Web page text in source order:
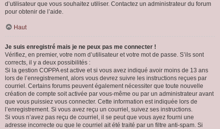
d’utilisateur que vous souhaitez utiliser. Contactez un administrateur du forum
pour obtenir de l’aide.
Haut
Je suis enregistré mais je ne peux pas me connecter !
Vérifiez, en premier, votre nom d’utilisateur et votre mot de passe. S’ils sont
corrects, il y a deux possibilités :
Si la gestion COPPA est active et si vous avez indiqué avoir moins de 13 ans
lors de l’enregistrement, alors vous devrez suivre les instructions reçues par
courriel. Certains forums peuvent également nécessiter que toute nouvelle
création de compte soit activée par vous-même ou par un administrateur avant
que vous puissiez vous connecter. Cette information est indiquée lors de
l’enregistrement. Si vous avez reçu un courriel, suivez ses instructions.
Si vous n’avez pas reçu de courriel, il se peut que vous ayez fourni une
adresse incorrecte ou que le courriel ait été traité par un filtre anti-spam. Si